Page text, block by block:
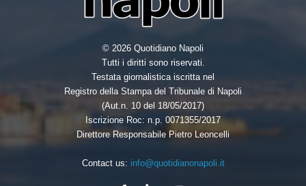
© 2026 Quotidiano Napoli
Tutti i diritti sono riservati.
Testata giornalistica iscritta nel
Registro della Stampa del Tribunale di Napoli
(Aut.n. 10 del 18/05/2017)
Iscrizione Roc: n.p. 0071355/2017
Direttore Responsabile Pietro Leoncelli
Contact us: info@quotidianonapoli.it